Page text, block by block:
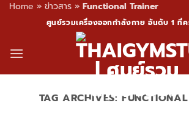
Home » ข่าวสาร » Functional Trainer
content
ศูนย์รวมเครื่องออกกำลังกาย อันดับ 1 ที่
TAG ARCHIVES: